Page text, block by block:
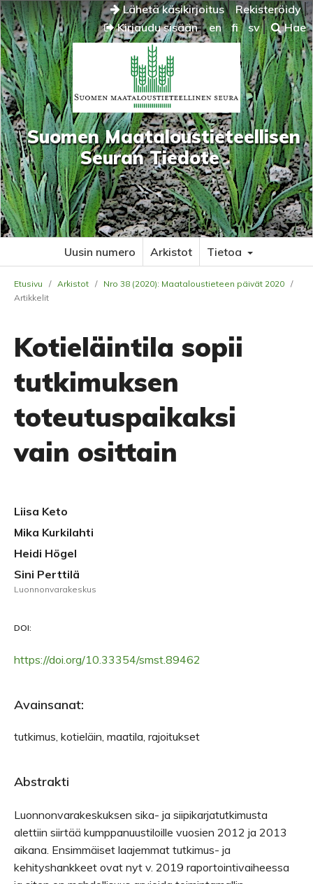
Lähetä käsikirjoitus
Rekisteröidy
Kirjaudu sisään
en fi sv Hae
Suomen Maataloustieteellisen
Seuran Tiedote
Uusin numero Arkistot Tietoa
Etusivu / Arkistot / Nro 38 (2020): Maataloustieteen päivät 2020 /
Artikkelit
Kotieläintila sopii
tutkimuksen
toteutuspaikaksi
vain osittain
Liisa Keto
Mika Kurkilahti
Heidi Högel
Sini Perttilä
Luonnonvarakeskus
DOI:
https://doi.org/10.33354/smst.89462
Avainsanat:
tutkimus, kotieläin, maatila, rajoitukset
Abstrakti
Luonnonvarakeskuksen sika- ja siipikarjatutkimusta
alettiin siirtää kumppanuustiloille vuosien 2012 ja 2013
aikana. Ensimmäiset laajemmat tutkimus- ja
kehityshankkeet ovat nyt v. 2019 raportointivaiheessa